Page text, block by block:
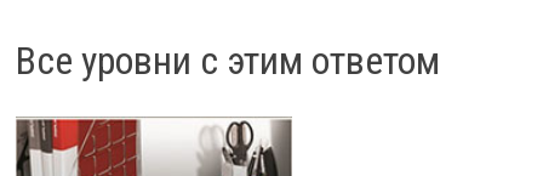
Все уровни с этим ответом